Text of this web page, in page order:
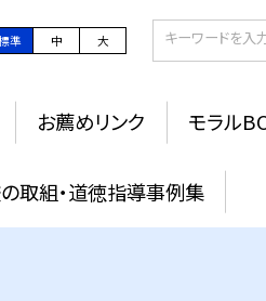
準 中 大
お薦めリンク モラル
取組・道徳指導事例集